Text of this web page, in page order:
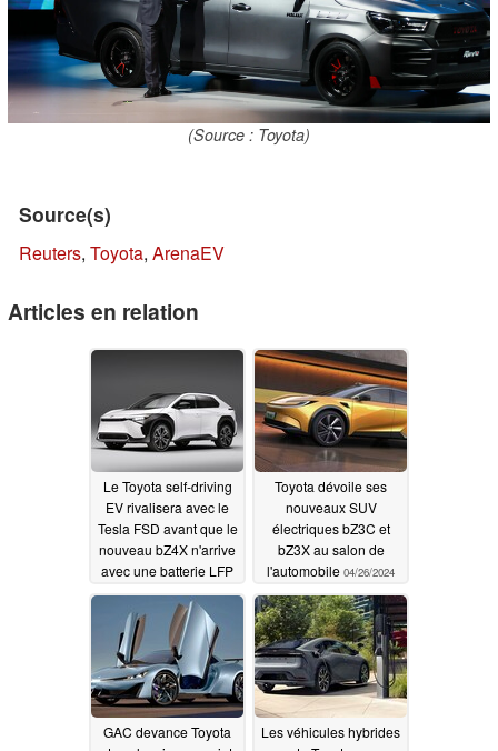
(Source : Toyota)
Source(s)
Reuters, Toyota, ArenaEV
Articles en relation
Le Toyota self-driving
EV rivalisera avec le
Tesla FSD avant que le
nouveau bZ4X n'arrive
avec une batterie LFP
permettant de réduire
les coûts de 40 %
06/29/2024
Toyota dévoile ses
nouveaux SUV
électriques bZ3C et
bZ3X au salon de
l'automobile 04/26/2024
GAC devance Toyota
Les véhicules hybrides